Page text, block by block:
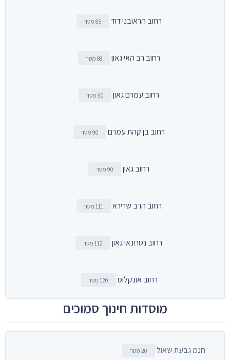
רחוב הראובני דוד 85 מטר
רחוב רב האי גאון 88 מטר
רחוב עמרם גאון 90 מטר
רחוב בן קהת עמרם 90 מטר
רחוב גאון 90 מטר
רחוב הרב שרירא 111 מטר
רחוב נטרונאי גאון 112 מטר
רחוב אונקלוס 120 מטר
מוסדות חינוך סמוכים
חנמ גבעת שאול 20 מטר